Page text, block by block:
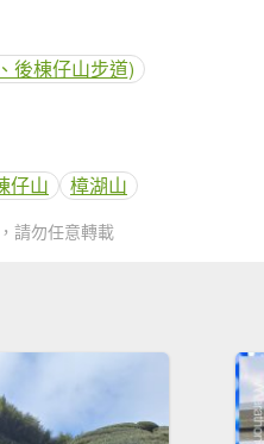
後棟仔山步道)
仔山 樟湖山
請勿任意轉載